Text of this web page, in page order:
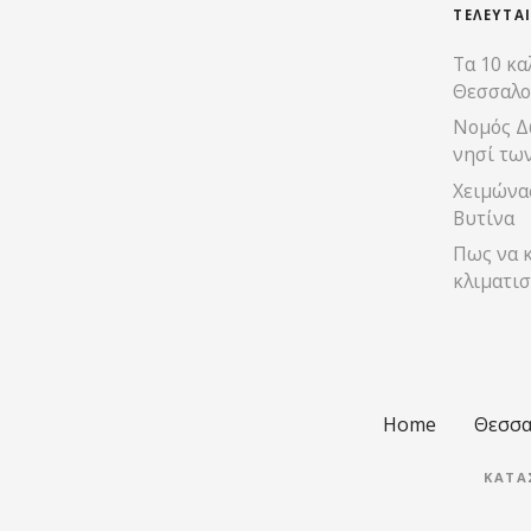
Τα 10
Νομός
νησί
Βυτίνα
Πως να
Home